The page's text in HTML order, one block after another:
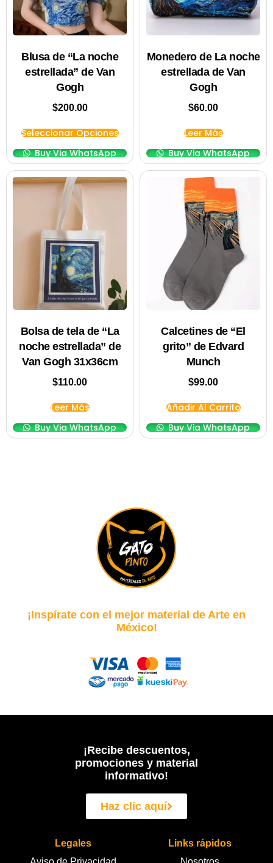
Blusa de “La noche
estrellada” de Van
Gogh
$200.00
Seleccionar Opciones
Buy Via WhatsApp
Monedero de La noche
estrellada de Van
Gogh
$60.00
Leer Más
Buy Via WhatsApp
Bolsa de tela de “La
noche estrellada” de
Van Gogh 31x36cm
$110.00
Leer Más
Buy Via WhatsApp
Calcetines de “El
grito” de Edvard
Munch
$99.00
Añadir Al Carrito
Buy Via WhatsApp
¡Inspírate con el mejor material de Arte en
México!
¡Recibe descuentos,
promociones y material
informativo!
Haz clic aquí
Legales
Links rápidos